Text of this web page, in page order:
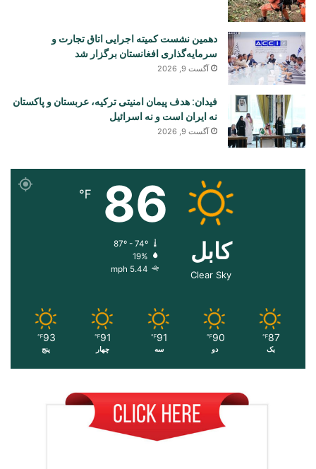
دهمین نشست کمیته اجرایی اتاق تجارت و
سرمایه‌گذاری افغانستان برگزار شد
آگست 9, 2026
فیدان: هدف پیمان امنیتی ترکیه، عربستان و پاکستان
نه ایران است و نه اسرائیل
آگست 9, 2026
کابل
Clear Sky
86
℉
87º - 74º
19%
5.44 mph
87
℉
یک
90
℉
دو
91
℉
سه
91
℉
چهار
93
℉
پنج